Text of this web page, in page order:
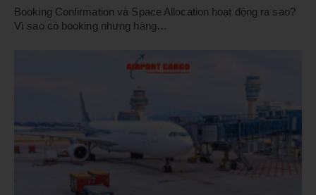
Booking Confirmation và Space Allocation hoạt động ra sao?
Vì sao có booking nhưng hàng…